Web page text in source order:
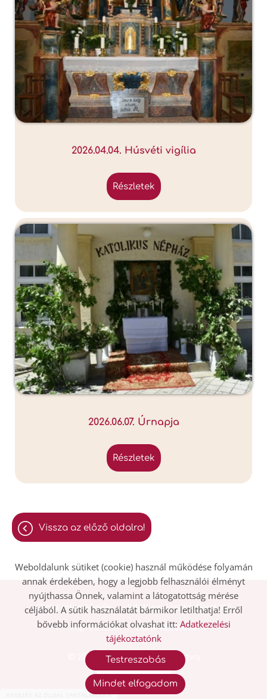
2026.04.04. Húsvéti vigília
részletek
2026.06.07. Úrnapja
részletek
vissza az előző oldalra!
© 2026 - Minden jog fenntartva
Oldal információk Adatkezelési tájékoztató
Impresszum Sütik kezelése
Mindet elfogadom
Testreszabás
Weboldalunk sütiket (cookie) használ működése folyamán
annak érdekében, hogy a legjobb felhasználói élményt
nyújthassa Önnek, valamint a látogatottság mérése
céljából. A sütik használatát bármikor letilthatja! Erről
bővebb információkat olvashat itt: Adatkezelési
tájékoztatónk
KERESÉS AZ OLDAL TARTALMÁBAN